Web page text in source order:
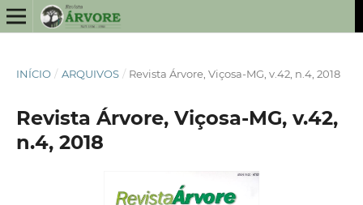
INÍCIO / ARQUIVOS / Revista Árvore, Viçosa-MG, v.42, n.4, 2018
Revista Árvore, Viçosa-MG, v.42,
n.4, 2018